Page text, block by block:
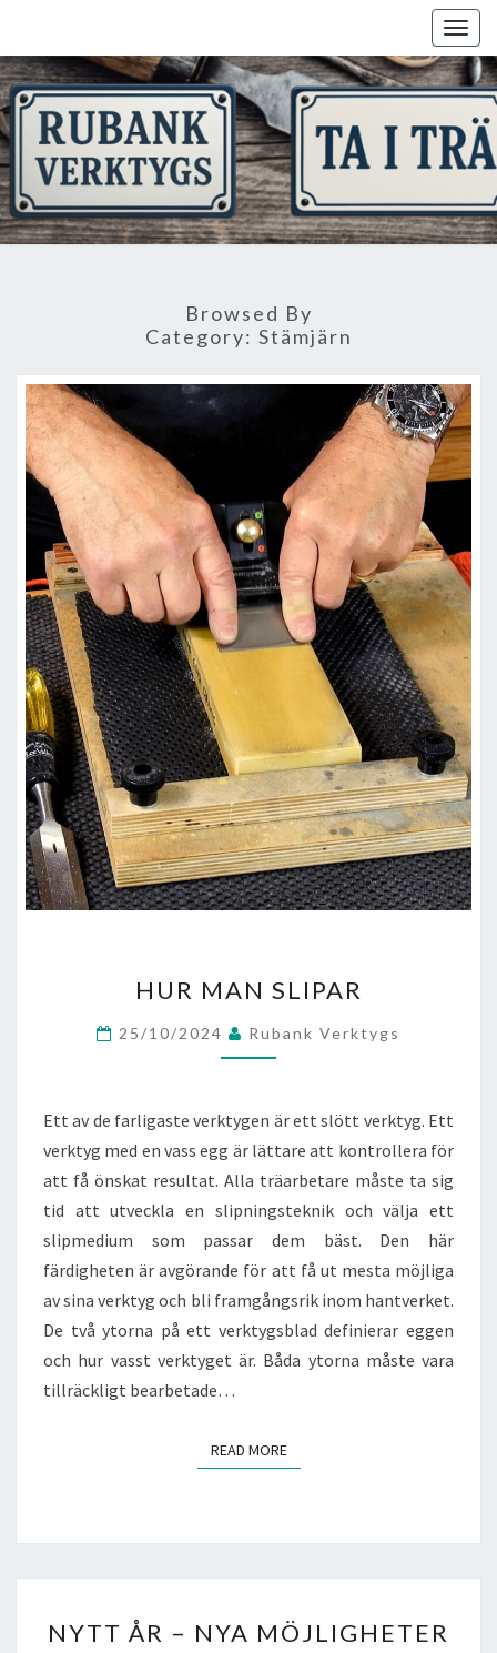
content
Browsed By
Category: Stämjärn
MAN
SLIPAR
HUR MAN SLIPAR
25/10/2024 Rubank Verktygs
Ett av de farligaste verktygen är ett slött verktyg. Ett
verktyg med en vass egg är lättare att kontrollera för
att få önskat resultat. Alla träarbetare måste ta sig
tid att utveckla en slipningsteknik och välja ett
slipmedium som passar dem bäst. Den här
färdigheten är avgörande för att få ut mesta möjliga
av sina verktyg och bli framgångsrik inom hantverket.
De två ytorna på ett verktygsblad definierar eggen
och hur vasst verktyget är. Båda ytorna måste vara
tillräckligt bearbetade…
READ MOREREAD MORE
ÅR
NYTT ÅR – NYA MÖJLIGHETER